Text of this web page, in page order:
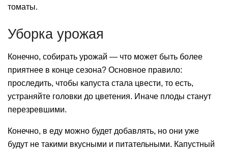
томаты.
Уборка урожая
Конечно, собирать урожай — что может быть более
приятнее в конце сезона? Основное правило:
проследить, чтобы капуста стала цвести, то есть,
устраняйте головки до цветения. Иначе плоды станут
перезревшими.
Конечно, в еду можно будет добавлять, но они уже
будут не такими вкусными и питательными. Капустный